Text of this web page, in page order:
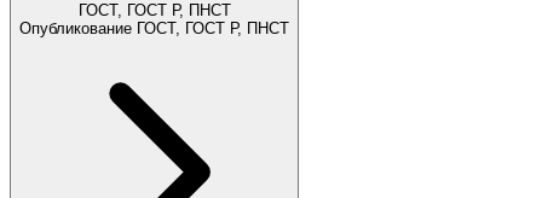
ГОСТ, ГОСТ Р, ПНСТ
Опубликование ГОСТ, ГОСТ Р, ПНСТ